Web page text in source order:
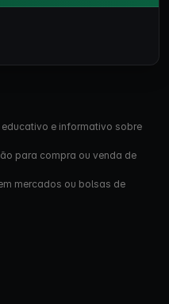
educativo e informativo sobre
para compra ou venda de
mercados ou bolsas de